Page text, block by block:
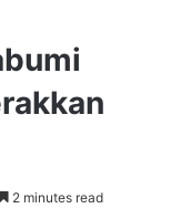
2 minutes read